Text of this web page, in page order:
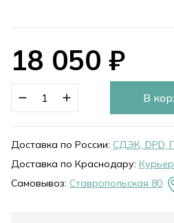
18 050 ₽
В
Доставка по России: СДЭК, DPD,
Доставка по Краснодару:
Самовывоз: Ставропольская 80